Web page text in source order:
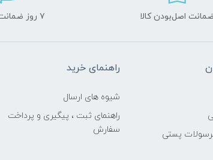
ضمانت اصل‌بودن کالا ۷ روز ضمانت بازگشت
پستی
راهنمای خرید
شیوه های ارسال
راهنمای ثبت ، پیگیری و پرداخت
سفارش